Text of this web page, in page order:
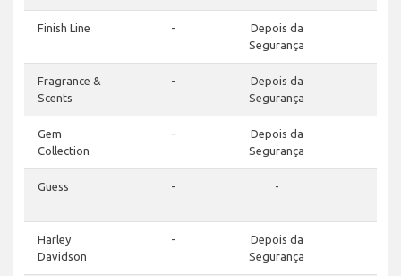
Finish Line -
Depois da
Segurança
Fragrance &
Scents
-
Depois da
Segurança
Gem
Collection
-
Depois da
Segurança
Guess - -
Harley
Davidson
-
Depois da
Segurança